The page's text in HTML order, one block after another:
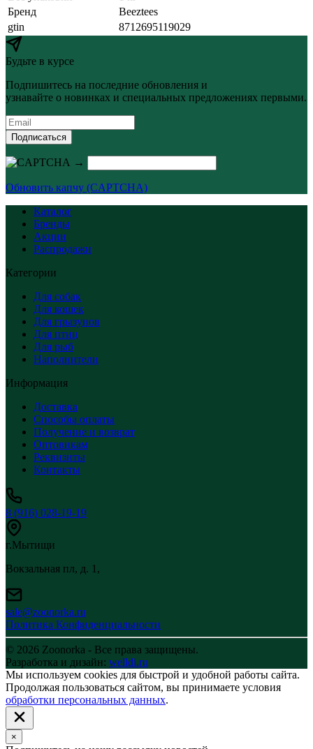
Бренд
Beeztees
gtin
8712695119029
Будьте в курсе
Подпишитесь на последние обновления и
узнавайте о новинках и специальных предложениях первыми.
Подписаться
→
Обновить капчу (CAPTCHA)
Каталог
Бренды
Акции
Распродажи
Категории
Для собак
Для кошек
Для грызунов
Для птиц
Для рыб
Наполнители
Информация
Доставка
Способы оплаты
Получение и возврат
Оптовикам
Реквизиты
Контакты
8 (916) 028-19-19
г.Мытищи
Вокзальная пл, д. 1,
sale@zoonorka.ru
Политика Конфиденциальности
© 2026 Zoonorka - Все права защищены.
Разработка и дизайн: welldi.ru
Мы используем cookies для быстрой и удобной работы сайта.
Продолжая пользоваться сайтом, вы принимаете условия
обработки персональных данных.
×